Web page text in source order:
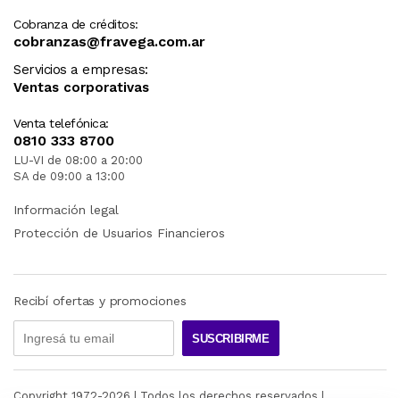
Cobranza de créditos:
cobranzas@fravega.com.ar
Servicios a empresas:
Ventas corporativas
Venta telefónica:
0810 333 8700
LU-VI de 08:00 a 20:00
SA de 09:00 a 13:00
Información legal
Protección de Usuarios Financieros
Recibí ofertas y promociones
SUSCRIBIRME